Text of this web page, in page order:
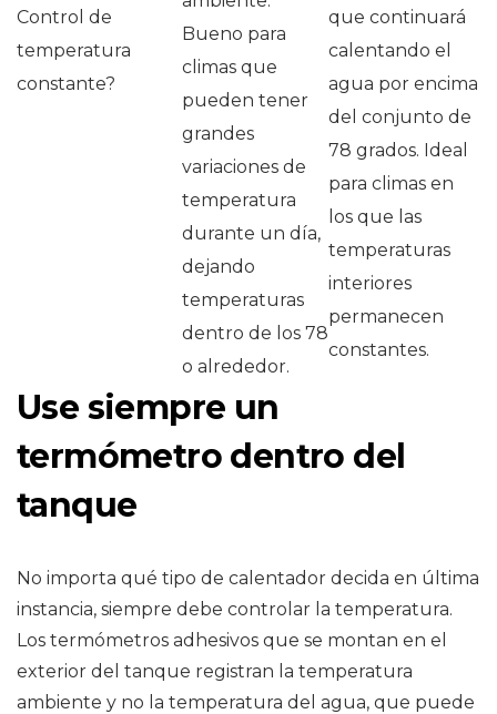
Control de
temperatura
constante?
Bueno para
climas que
pueden tener
grandes
variaciones de
temperatura
durante un día,
dejando
temperaturas
dentro de los 78
o alrededor.
que continuará
calentando el
agua por encima
del conjunto de
78 grados. Ideal
para climas en
los que las
temperaturas
interiores
permanecen
constantes.
Use siempre un
termómetro dentro del
tanque
No importa qué tipo de calentador decida en última
instancia, siempre debe controlar la temperatura.
Los termómetros adhesivos que se montan en el
exterior del tanque registran la temperatura
ambiente y no la temperatura del agua, que puede